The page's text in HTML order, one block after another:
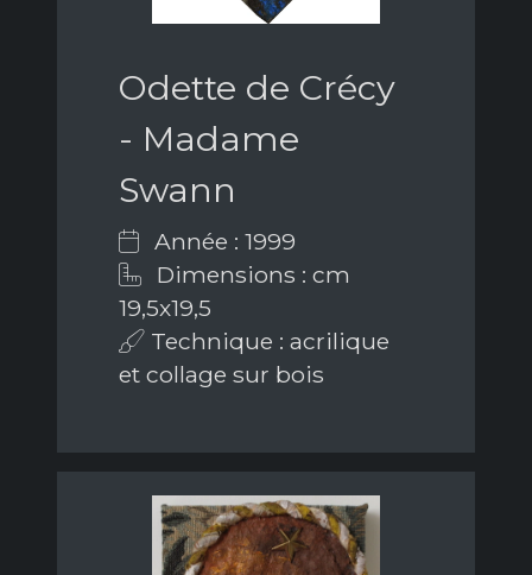
Odette de Crécy
- Madame
Swann
Année : 1999
Dimensions : cm
19,5x19,5
Technique : acrilique
et collage sur bois